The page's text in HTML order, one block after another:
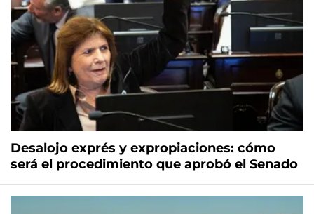
Desalojo exprés y expropiaciones: cómo
será el procedimiento que aprobó el Senado